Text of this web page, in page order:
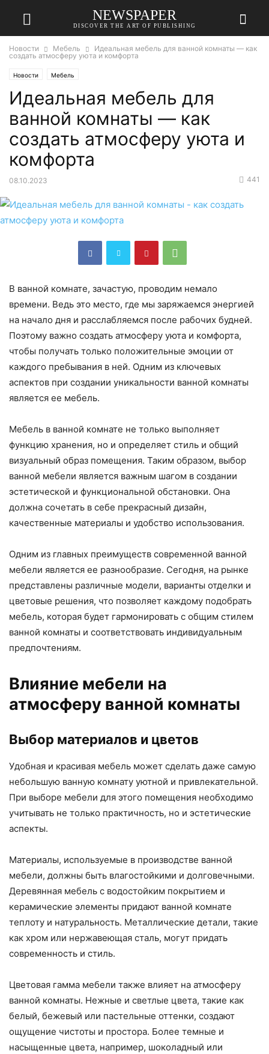
NEWSPAPER
DISCOVER THE ART OF PUBLISHING
Новости Мебель
Идеальная мебель для ванной комнаты — как
создать атмосферу уюта и комфорта
Новости Мебель
Идеальная мебель для
ванной комнаты — как
создать атмосферу уюта и
комфорта
08.10.2023 441
В ванной комнате, зачастую, проводим немало
времени. Ведь это место, где мы заряжаемся энергией
на начало дня и расслабляемся после рабочих будней.
Поэтому важно создать атмосферу уюта и комфорта,
чтобы получать только положительные эмоции от
каждого пребывания в ней. Одним из ключевых
аспектов при создании уникальности ванной комнаты
является ее мебель.
Мебель в ванной комнате не только выполняет
функцию хранения, но и определяет стиль и общий
визуальный образ помещения. Таким образом, выбор
ванной мебели является важным шагом в создании
эстетической и функциональной обстановки. Она
должна сочетать в себе прекрасный дизайн,
качественные материалы и удобство использования.
Одним из главных преимуществ современной ванной
мебели является ее разнообразие. Сегодня, на рынке
представлены различные модели, варианты отделки и
цветовые решения, что позволяет каждому подобрать
мебель, которая будет гармонировать с общим стилем
ванной комнаты и соответствовать индивидуальным
предпочтениям.
Влияние мебели на
атмосферу ванной комнаты
Выбор материалов и цветов
Удобная и красивая мебель может сделать даже самую
небольшую ванную комнату уютной и привлекательной.
При выборе мебели для этого помещения необходимо
учитывать не только практичность, но и эстетические
аспекты.
Материалы, используемые в производстве ванной
мебели, должны быть влагостойкими и долговечными.
Деревянная мебель с водостойким покрытием и
керамические элементы придают ванной комнате
теплоту и натуральность. Металлические детали, такие
как хром или нержавеющая сталь, могут придать
современность и стиль.
Цветовая гамма мебели также влияет на атмосферу
ванной комнаты. Нежные и светлые цвета, такие как
белый, бежевый или пастельные оттенки, создают
ощущение чистоты и простора. Более темные и
насыщенные цвета, например, шоколадный или